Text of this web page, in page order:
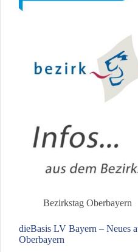
Bezirkstag Oberbayern
dieBasis LV Bayern – Neues
Oberbayern